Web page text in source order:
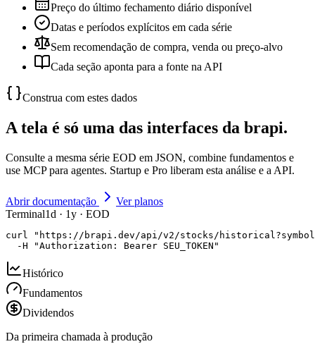
Preço do último fechamento diário disponível
Datas e períodos explícitos em cada série
Sem recomendação de compra, venda ou preço-alvo
Cada seção aponta para a fonte na API
Construa com estes dados
A tela é só uma das interfaces da brapi.
Consulte a mesma série EOD em JSON, combine fundamentos e
use MCP para agentes. Startup e Pro liberam esta análise e a API.
Abrir documentação
Ver planos
Terminal1d · 1y · EOD
curl "https://brapi.dev/api/v2/stocks/
  -H "Authorization: Bearer SEU_TOKEN"
Histórico
Fundamentos
Dividendos
Da primeira chamada à produção